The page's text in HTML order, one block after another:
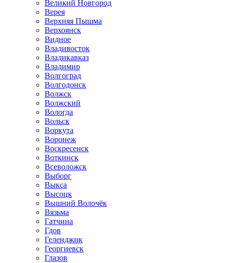
Великий Новгород
Верея
Верхняя Пышма
Верхоянск
Видное
Владивосток
Владикавказ
Владимир
Волгоград
Волгодонск
Волжск
Волжский
Вологда
Вольск
Воркута
Воронеж
Воскресенск
Воткинск
Всеволожск
Выборг
Выкса
Высоцк
Вышний Волочёк
Вязьма
Гатчина
Гдов
Геленджик
Георгиевск
Глазов